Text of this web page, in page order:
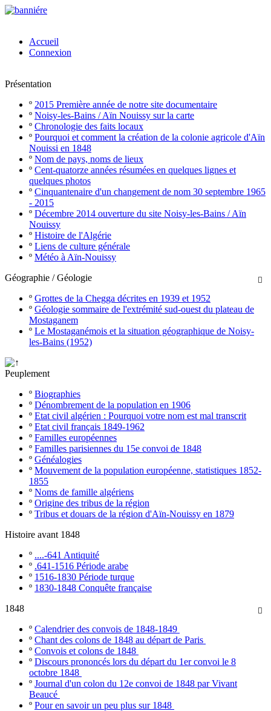
Accueil
Connexion
Présentation
º 2015 Première année de notre site documentaire
º Noisy-les-Bains / Aïn Nouissy sur la carte
º Chronologie des faits locaux
º Pourquoi et comment la création de la colonie agricole d'Aïn
Nouissi en 1848
º Nom de pays, noms de lieux
º Cent-quatorze années résumées en quelques lignes et
quelques photos
º Cinquantenaire d'un changement de nom 30 septembre 1965
- 2015
º Décembre 2014 ouverture du site Noisy-les-Bains / Aïn
Nouissy
º Histoire de l'Algérie
º Liens de culture générale
º Météo à Aïn-Nouissy

Géographie / Géologie
º Grottes de la Chegga décrites en 1939 et 1952
º Géologie sommaire de l'extrémité sud-ouest du plateau de
Mostaganem
º Le Mostaganémois et la situation géographique de Noisy-
les-Bains (1952)
Peuplement
º Biographies
º Dénombrement de la population en 1906
º Etat civil algérien : Pourquoi votre nom est mal transcrit
º Etat civil français 1849-1962
º Familles européennes
º Familles parisiennes du 15e convoi de 1848
º Généalogies
º Mouvement de la population européenne, statistiques 1852-
1855
º Noms de famille algériens
º Origine des tribus de la région
º Tribus et douars de la région d'Aïn-Nouissy en 1879
Histoire avant 1848
º ....-641 Antiquité
º .641-1516 Période arabe
º 1516-1830 Période turque
º 1830-1848 Conquête française

1848
º Calendrier des convois de 1848-1849
º Chant des colons de 1848 au départ de Paris
º Convois et colons de 1848
º Discours prononcés lors du départ du 1er convoi le 8
octobre 1848
º Journal d'un colon du 12e convoi de 1848 par Vivant
Beaucé
º Pour en savoir un peu plus sur 1848